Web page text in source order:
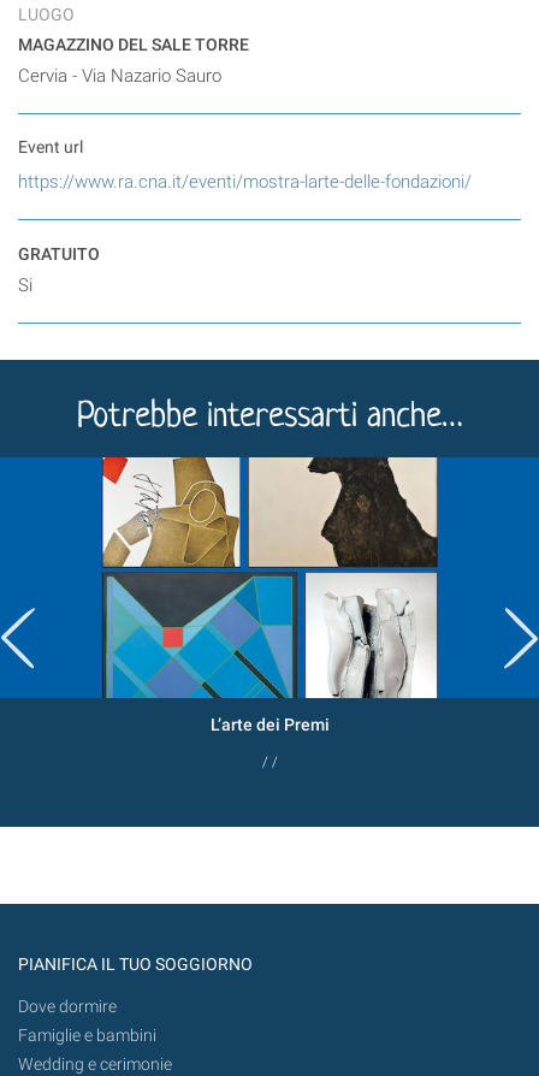
LUOGO
MAGAZZINO DEL SALE TORRE
Cervia - Via Nazario Sauro
Event url
https://www.ra.cna.it/eventi/mostra-larte-delle-fondazioni/
GRATUITO
Si
Potrebbe interessarti anche…
L’arte dei Premi
/ /
PIANIFICA IL TUO SOGGIORNO
Dove dormire
Famiglie e bambini
Wedding e cerimonie